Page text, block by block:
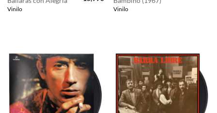
Vinilo
precio
precio
actual
Vinilo